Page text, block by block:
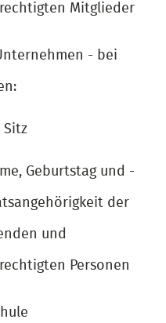
Mitglieder
- bei
Sitz
Geburtstag und -
der
und
Personen